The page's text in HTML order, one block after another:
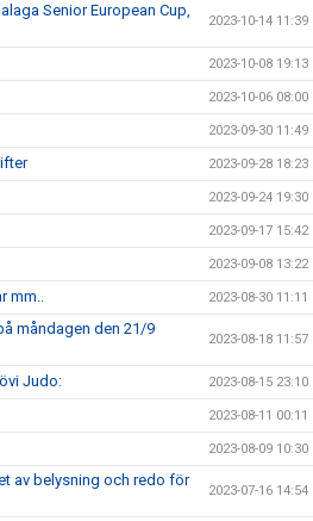
Senior European Cup,
2023-10-14 11:39
2023-10-08 19:13
2023-10-06 08:00
2023-09-30 11:49
2023-09-28 18:23
2023-09-24 19:30
2023-09-17 15:42
2023-09-08 13:22
mm.. 2023-08-30 11:11
måndagen den 21/9
2023-08-18 11:57
Judo: 2023-08-15 23:10
2023-08-11 00:11
2023-08-09 10:30
av belysning och redo för
2023-07-16 14:54